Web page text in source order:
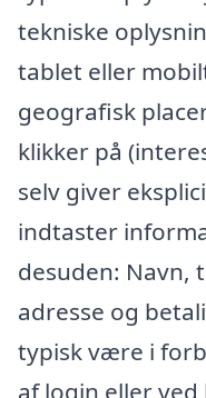
tekniske
tablet eller
geografisk
klikker på
selv giver
indtaster
desuden: Navn,
adresse og
typisk være i
af login eller ved